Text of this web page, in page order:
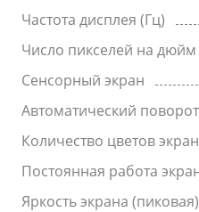
Частота дисплея (Гц)
Число пикселей на дюйм
Сенсорный экран
Автоматический
Количество цветов
Постоянная работа
Яркость экрана (пиковая)